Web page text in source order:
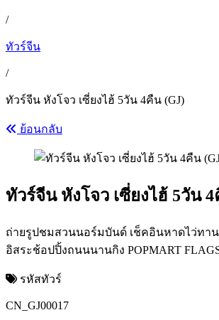
/
ทัวร์จีน
/
ทัวร์จีน หังโจว เซี่ยงไฮ้ 5วัน 4คืน (GJ)
ย้อนกลับ
ทัวร์จีน หังโจว เซี่ยงไฮ้ 5วัน
ถ่ายรูปชมสวนนอร์มบันด์ เช็คอินหาดไว่ทา
อิสระช้อปปิ้งถนนนานกิง POPMART
รหัสทัวร์
CN_GJ00017